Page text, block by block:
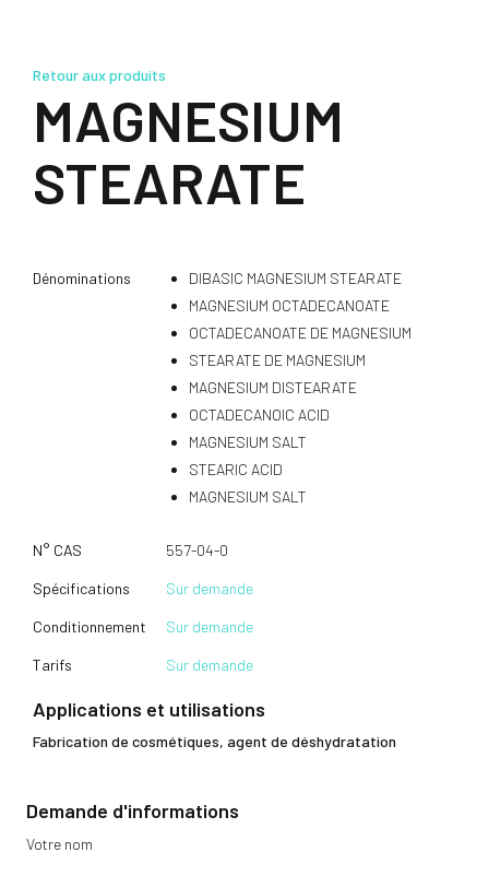
Retour aux produits
MAGNESIUM
STEARATE
Dénominations
DIBASIC MAGNESIUM STEARATE
MAGNESIUM OCTADECANOATE
OCTADECANOATE DE MAGNESIUM
STEARATE DE MAGNESIUM
MAGNESIUM DISTEARATE
OCTADECANOIC ACID
MAGNESIUM SALT
STEARIC ACID
MAGNESIUM SALT
N° CAS 557-04-0
Spécifications Sur demande
Conditionnement Sur demande
Tarifs Sur demande
Applications et utilisations
Fabrication de cosmétiques, agent de déshydratation
Demande d'informations
Votre nom